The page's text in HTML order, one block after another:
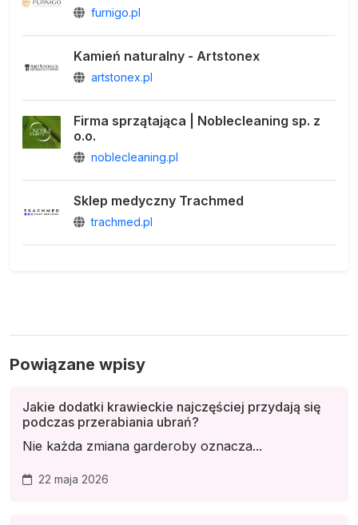
furnigo.pl
Kamień naturalny - Artstonex
artstonex.pl
Firma sprzątająca | Noblecleaning sp. z
o.o.
noblecleaning.pl
Sklep medyczny Trachmed
trachmed.pl
Powiązane wpisy
Jakie dodatki krawieckie najczęściej przydają się
podczas przerabiania ubrań?
Nie każda zmiana garderoby oznacza...
22 maja 2026